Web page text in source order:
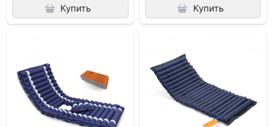
Купить Купить